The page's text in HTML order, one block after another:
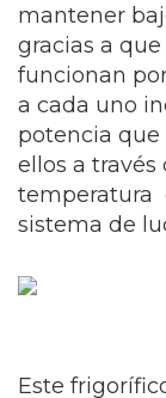
mantener
gracias a
funcionan
a cada uno
potencia que
ellos a través
temperatura
sistema de
Este